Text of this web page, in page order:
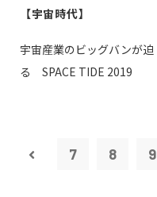
【宇宙時代】
宇宙産業のビッグバンが迫
る SPACE TIDE 2019
7 8 9